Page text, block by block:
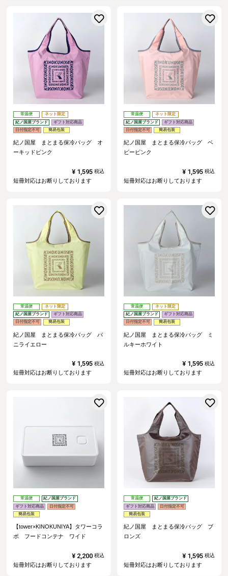
常温便
ネット限定
紀ノ国屋ブランド
ギフト対応商品
日付指定不可
簡易包装
紀ノ国屋 まとまる保冷バッグ オ
ーキッドピンク
¥ 1,595 税込
短冊対応はお断りしております
お気に入りに登録する
常温便
ネット限定
紀ノ国屋ブランド
ギフト対応商品
日付指定不可
簡易包装
紀ノ国屋 まとまる保冷バッグ ベ
ビーピンク
¥ 1,595 税込
短冊対応はお断りしております
常温便
ネット限定
紀ノ国屋ブランド
ギフト対応商品
日付指定不可
簡易包装
紀ノ国屋 まとまる保冷バッグ バ
ニライエロー
¥ 1,595 税込
短冊対応はお断りしております
お気に入りに登録する
常温便
ネット限定
紀ノ国屋ブランド
ギフト対応商品
日付指定不可
簡易包装
紀ノ国屋 まとまる保冷バッグ ミ
ルキーホワイト
¥ 1,595 税込
短冊対応はお断りしております
常温便
紀ノ国屋ブランド
ギフト対応商品
日付指定不可
簡易包装
【tower×KINOKUNIYA】タワーコラ
ボ フードコンテナ ワイド
¥ 2,200 税込
短冊対応はお断りしております
常温便
紀ノ国屋ブランド
ギフト対応商品
日付指定不可
簡易包装
紀ノ国屋 まとまる保冷バッグ ブ
ロンズ
¥ 1,595 税込
短冊対応はお断りしております